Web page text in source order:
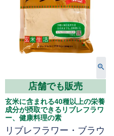
店舗でも販売
玄米に含まれる40種以上の栄養
成分が摂取できるリブレフラワ
ー、健康料理の素
リブレフラワー・ブラウ